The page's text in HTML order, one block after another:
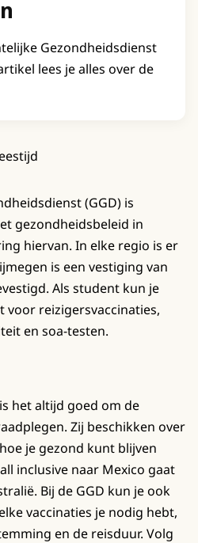
Gezondheidsdienst
lees je alles over de
(GGD) is
gezondheidsbeleid in
hiervan. In elke regio is er
is een vestiging van
Als student kun je
reizigersvaccinaties,
en soa-testen.
het altijd goed om de
Zij beschikken over
je gezond kunt blijven
inclusive naar Mexico gaat
Bij de GGD kun je ook
vaccinaties je nodig hebt,
en de reisduur. Volg